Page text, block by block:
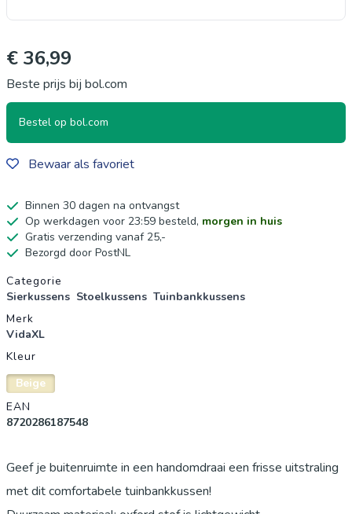
€ 36,99
Beste prijs bij bol.com
Bestel op bol.com
Bewaar als favoriet
Binnen 30 dagen na ontvangst
Op werkdagen voor 23:59 besteld, morgen in huis
Gratis verzending vanaf 25,-
Bezorgd door PostNL
Productgegevens
Categorie
Sierkussens Stoelkussens Tuinbankkussens
Merk
VidaXL
Kleur
Beige
EAN
8720286187548
Geef je buitenruimte in een handomdraai een frisse uitstraling
met dit comfortabele tuinbankkussen!